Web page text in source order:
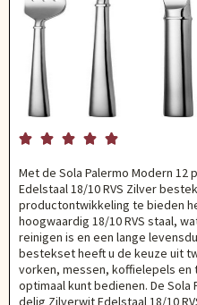
    
Met de Sola Palermo Modern
Edelstaal 18/10 RVS Zilver
productontwikkeling te bieden
hoogwaardig 18/10 RVS staal,
reinigen is en een lange
bestekset heeft u de keuze uit
vorken, messen, koffielepels
optimaal kunt bedienen. De Sola
delig Zilverwit Edelstaal 18/10